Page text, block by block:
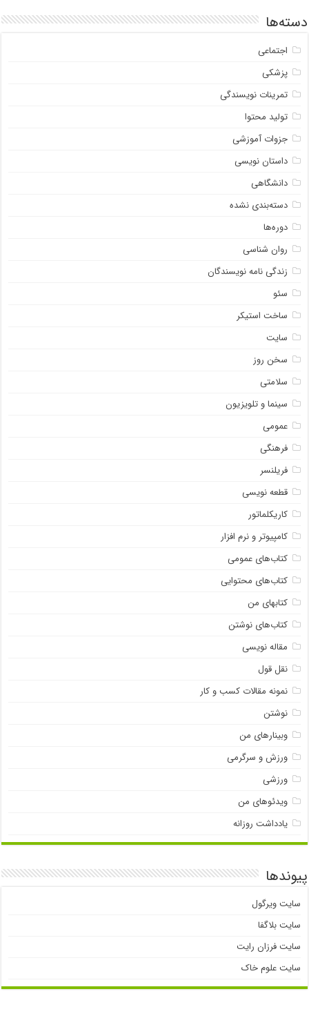
دسته‌ها
اجتماعی
پزشکی
تمرینات نویسندگی
تولید محتوا
جزوات آموزشی
داستان نویسی
دانشگاهی
دسته‌بندی نشده
دوره‌ها
روان شناسی
زندگی نامه نویسندگان
سئو
ساخت استیکر
سایت
سخن روز
سلامتی
سینما و تلویزیون
عمومی
فرهنگی
فریلنسر
قطعه نویسی
کاریکلماتور
کامپیوتر و نرم افزار
کتاب‌های عمومی
کتاب‌های محتوایی
کتابهای من
کتاب‌های نوشتن
مقاله نویسی
نقل قول
نمونه مقالات کسب و کار
نوشتن
وبینارهای من
ورزش و سرگرمی
ورزشی
ویدئوهای من
یادداشت روزانه
پیوندها
سایت ویرگول
سایت بلاگفا
سایت فرزان رایت
سایت علوم خاک